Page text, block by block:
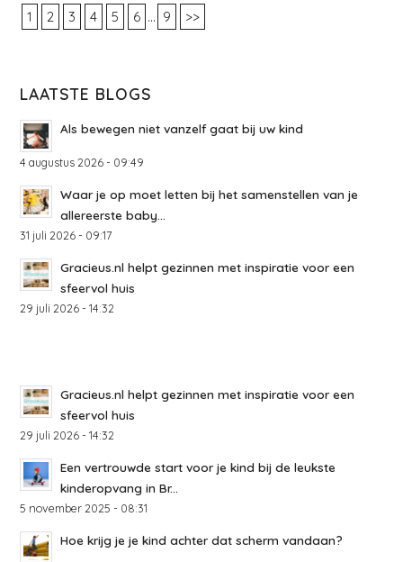
1
2 3 4 5 6 ... 9 >>
LAATSTE BLOGS
Als bewegen niet vanzelf gaat bij uw kind
4 augustus 2026 - 09:49
Waar je op moet letten bij het samenstellen van je
allereerste baby...
31 juli 2026 - 09:17
Gracieus.nl helpt gezinnen met inspiratie voor een
sfeervol huis
29 juli 2026 - 14:32
Gracieus.nl helpt gezinnen met inspiratie voor een
sfeervol huis
29 juli 2026 - 14:32
Een vertrouwde start voor je kind bij de leukste
kinderopvang in Br...
5 november 2025 - 08:31
Hoe krijg je je kind achter dat scherm vandaan?